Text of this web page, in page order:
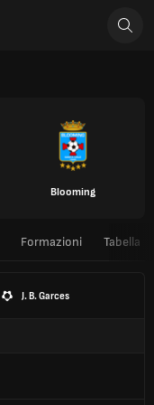
Blooming
Formazioni Tabella
J. B. Garces